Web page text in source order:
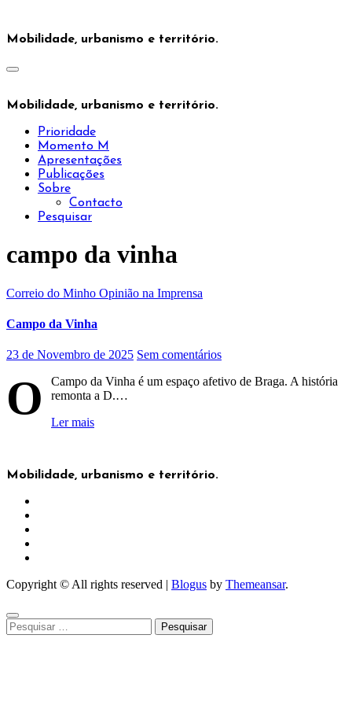
oMobilidade, urbanismo e território.
Mobilidade, urbanismo e território.
Prioridade
Momento M
Apresentações
Publicações
Sobre
Contacto
Pesquisar
campo da vinha
Correio do Minho Opinião na Imprensa
Campo da Vinha
23 de Novembro de 2025 Sem comentários
O
Campo da Vinha é um espaço afetivo de Braga. A história
remonta a D.…
Ler mais
Mobilidade, urbanismo e território.
Copyright © All rights reserved | Blogus by Themeansar.
Pesquisar
por: